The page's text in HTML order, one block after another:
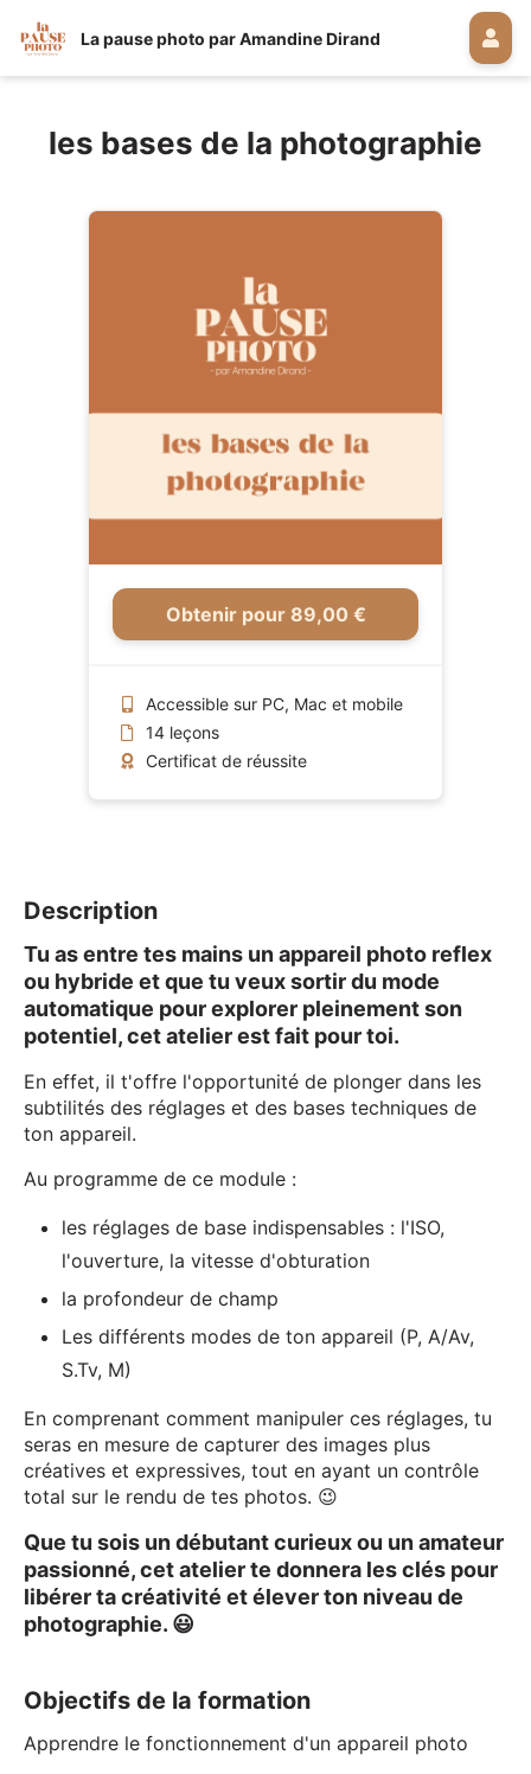
La pause photo par Amandine Dirand
les bases de la photographie
Obtenir pour 89,00 €
Accessible sur PC, Mac et mobile
14 leçons
Certificat de réussite
Description
Tu as entre tes mains un appareil photo reflex
ou hybride et que tu veux sortir du mode
automatique pour explorer pleinement son
potentiel, cet atelier est fait pour toi.
En effet, il t'offre l'opportunité de plonger dans les
subtilités des réglages et des bases techniques de
ton appareil.
Au programme de ce module :
les réglages de base indispensables : l'ISO,
l'ouverture, la vitesse d'obturation
la profondeur de champ
Les différents modes de ton appareil (P, A/Av,
S.Tv, M)
En comprenant comment manipuler ces réglages, tu
seras en mesure de capturer des images plus
créatives et expressives, tout en ayant un contrôle
total sur le rendu de tes photos. 😉
Que tu sois un débutant curieux ou un amateur
passionné, cet atelier te donnera les clés pour
libérer ta créativité et élever ton niveau de
photographie. 😃
Objectifs de la formation
Apprendre le fonctionnement d'un appareil photo